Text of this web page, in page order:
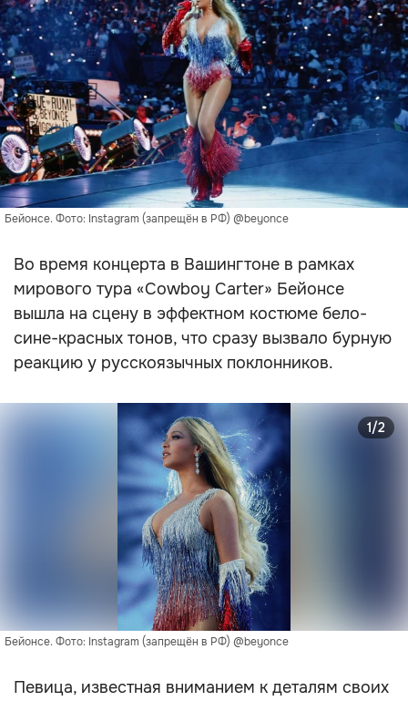
Бейонсе. Фото: Instagram (запрещён в РФ) @beyonce
Во время концерта в Вашингтоне в рамках
мирового тура «Cowboy Carter» Бейонсе
вышла на сцену в эффектном костюме бело-
сине-красных тонов, что сразу вызвало бурную
реакцию у русскоязычных поклонников.
Бейонсе. Фото: Instagram (запрещён в РФ) @beyonce
1/2
Певица, известная вниманием к деталям своих